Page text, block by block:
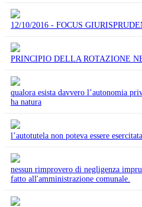
12/10/2016 - FOCUS
PRINCIPIO DELLA ROTAZIONE
qualora esista davvero l’autonomia
ha natura
l’autotutela non poteva essere esercitata
nessun rimprovero di negligenza
fatto all'amministrazione comunale.